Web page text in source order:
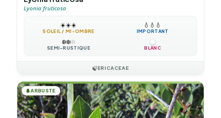
Lyonia fruticosa
☀️☀️☀️
SOLEIL / MI-OMBRE
💧 💧 💧
IMPORTANT
❄️❄️❄️
SEMI-RUSTIQUE BLANC
🍃ERICACEAE
🌲ARBUSTE